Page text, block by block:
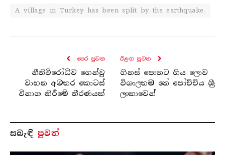
A village in Turkey has been split by the earthquake.
පෙර පුව​ත
නීතිවිරෝධිව ගෙන්වු
වාහන අමතර කොටස්
විනාශ කිරීමේ තීරණයක්
ඊළඟ පුව​ත
ගිනස් පොතට ගිය ලොව
විශාලතම තේ පෝච්චිය ශ්‍රී
ලංකාවෙන්
සබැ​ඳි පුවත්